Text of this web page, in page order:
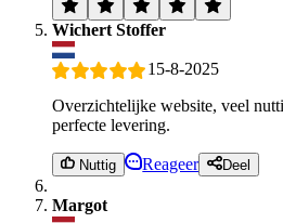
Wichert Stoffer
15-8-2025
Overzichtelijke website, veel
perfecte levering.
Nuttig Reageer Deel
Margot